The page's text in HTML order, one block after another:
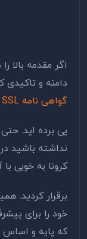
اگر مقدمه بالا
دامنه و تاکیدی
گواهی نامه SSL
پی برده اید.
نداشته باشید
کرونا به خوبی با
برقرار کردید.
خود را برای
که پایه و